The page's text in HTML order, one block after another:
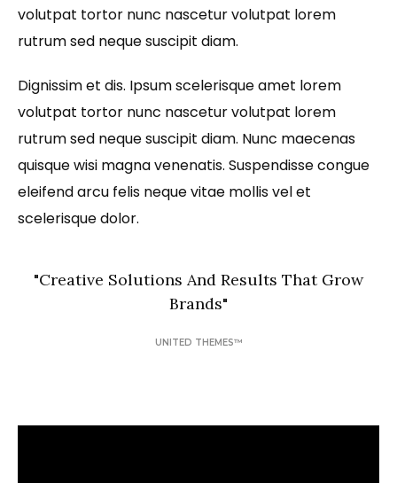
volutpat tortor nunc nascetur volutpat lorem
rutrum sed neque suscipit diam.
Dignissim et dis. Ipsum scelerisque amet lorem
volutpat tortor nunc nascetur volutpat lorem
rutrum sed neque suscipit diam. Nunc maecenas
quisque wisi magna venenatis. Suspendisse congue
eleifend arcu felis neque vitae mollis vel et
scelerisque dolor.
"Creative Solutions And Results That Grow
Brands"
UNITED THEMES™